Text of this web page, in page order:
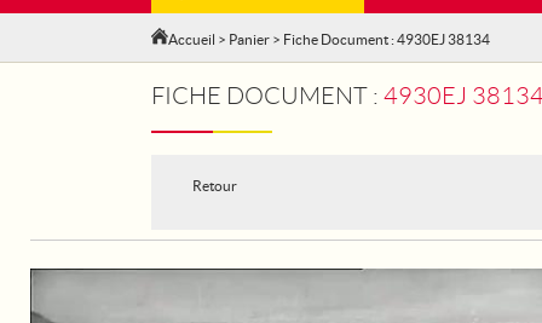
Accueil > Panier > Fiche Document : 4930EJ 38134
FICHE DOCUMENT : 4930EJ 38134
Retour